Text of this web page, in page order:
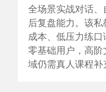
全场景实战对话
后复盘能力。该
成本、低压力练
零基础用户，高
域仍需真人课程补